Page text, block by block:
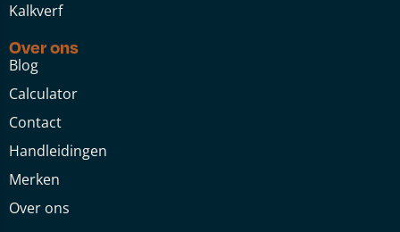
Kalkverf
Over ons
Blog
Calculator
Contact
Handleidingen
Merken
Over ons